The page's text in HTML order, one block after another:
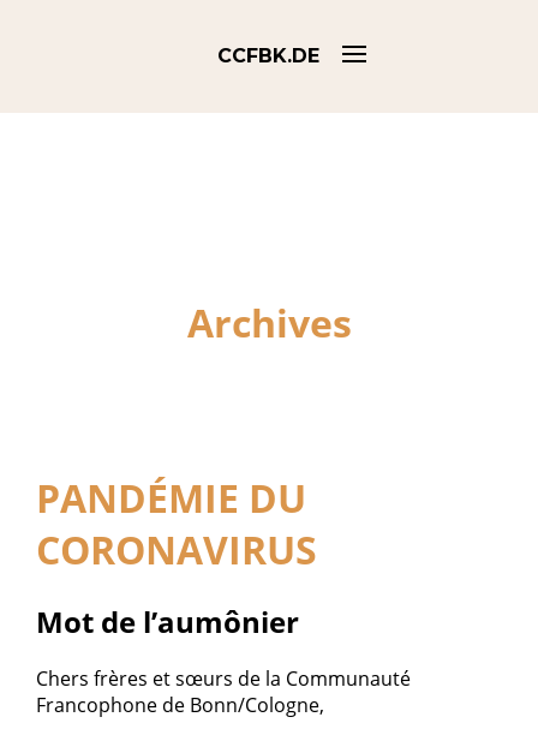
CCFBK.DE
Archives
PANDÉMIE DU
CORONAVIRUS
Mot de l’aumônier
Chers frères et sœurs de la Communauté
Francophone de Bonn/Cologne,